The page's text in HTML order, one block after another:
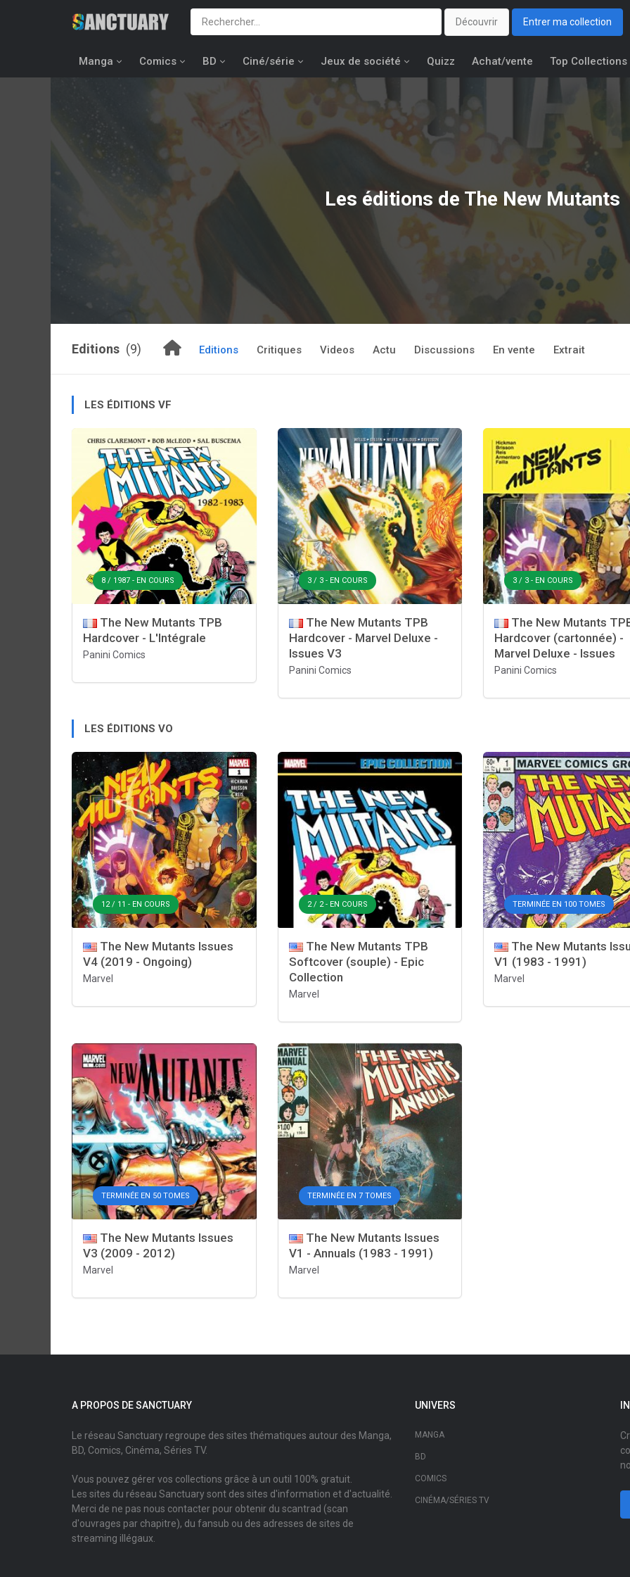
Découvrir Entrer ma collection
Manga Comics BD Ciné/série Jeux de société Quizz Achat/vente Top Collections
Les éditions de The New Mutants
Editions (9) Editions Critiques Videos Actu Discussions En vente Extrait
LES ÉDITIONS VF
8 / 1987 - EN COURS
The New Mutants TPB
Hardcover - L'Intégrale
Panini Comics
3 / 3 - EN COURS
The New Mutants TPB
Hardcover - Marvel Deluxe -
Issues V3
Panini Comics
3 / 3 - EN COURS
The New Mutants
Hardcover (cartonnée) -
Marvel Deluxe - Issues
Panini Comics
LES ÉDITIONS VO
12 / 11 - EN COURS
The New Mutants Issues
V4 (2019 - Ongoing)
Marvel
2 / 2 - EN COURS
The New Mutants TPB
Softcover (souple) - Epic
Collection
Marvel
TERMINÉE EN 100 TOMES
The New Mutants
V1 (1983 - 1991)
Marvel
TERMINÉE EN 50 TOMES
The New Mutants Issues
V3 (2009 - 2012)
Marvel
TERMINÉE EN 7 TOMES
The New Mutants Issues
V1 - Annuals (1983 - 1991)
Marvel
A PROPOS DE SANCTUARY
Le réseau Sanctuary regroupe des sites thématiques autour des Manga,
BD, Comics, Cinéma, Séries TV.
Vous pouvez gérer vos collections grâce à un outil 100% gratuit.
Les sites du réseau Sanctuary sont des sites d'information et d'actualité.
Merci de ne pas nous contacter pour obtenir du scantrad (scan
d'ouvrages par chapitre), du fansub ou des adresses de sites de
streaming illégaux.
UNIVERS
MANGA
BD
COMICS
CINÉMA/SÉRIES TV